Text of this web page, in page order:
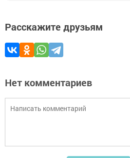
Расскажите друзьям
Нет комментариев